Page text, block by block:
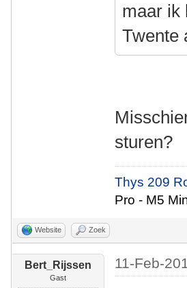
maar ik
Twente
sturen?
Thys 209
Pro - M5
Website Zoek
Bert_Rijssen
Gast
11-Feb-